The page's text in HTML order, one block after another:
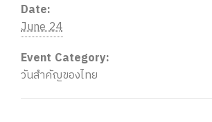
Date:
June 24
Event Category:
วันสำคัญของไทย